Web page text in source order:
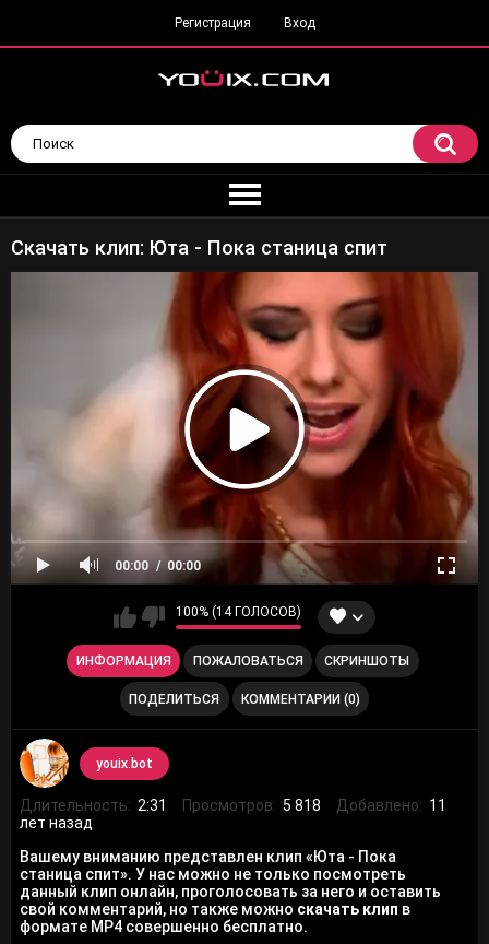
Регистрация Вход
Скачать клип: Юта - Пока станица спит
00:00 00:00
100% (14 ГОЛОСОВ)
ИНФОРМАЦИЯ ПОЖАЛОВАТЬСЯ СКРИНШОТЫ
ПОДЕЛИТЬСЯ КОММЕНТАРИИ (0)
youix.bot
Длительность: 2:31 Просмотров: 5 818 Добавлено: 11
лет назад
Вашему вниманию представлен клип «Юта - Пока
станица спит». У нас можно не только посмотреть
данный клип онлайн, проголосовать за него и оставить
свой комментарий, но также можно скачать клип в
формате MP4 совершенно бесплатно.